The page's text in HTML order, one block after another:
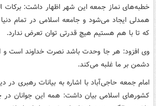
خطبه‌های نماز جمعه این شهر اظهار داشت: برکات
همدلی ایجاد می‌شود و جامعه اسلامی در تمام دنیا
که تا با هم هستیم هیچ قدرتی توان تعرض ندارد.
وی افزود: هر جا وحدت باشد نصرت خداوند است و
دشمن بر ما غلبه می‌کند.
امام جمعه حاجی‌آباد با اشاره به بیانات رهبری در
کشورهای اسلامی بیان داشت: همه این جوانان در